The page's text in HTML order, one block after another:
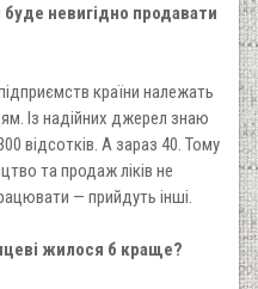
невигідно продавати
країни належать
Із надійних джерел знаю
відсотків. А зараз 40. Тому
та продаж ліків не
— прийдуть інші.
жилося б краще?